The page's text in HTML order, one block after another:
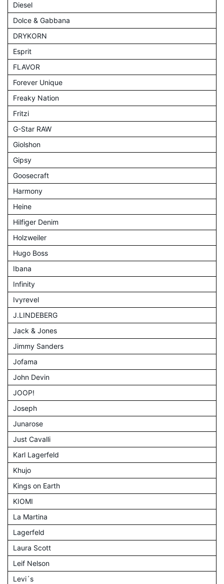
Diesel
Dolce & Gabbana
DRYKORN
Esprit
FLAVOR
Forever Unique
Freaky Nation
Fritzi
G-Star RAW
Giolshon
Gipsy
Goosecraft
Harmony
Heine
Hilfiger Denim
Holzweiler
Hugo Boss
Ibana
Infinity
Ivyrevel
J.LINDEBERG
Jack & Jones
Jimmy Sanders
Jofama
John Devin
JOOP!
Joseph
Junarose
Just Cavalli
Karl Lagerfeld
Khujo
Kings on Earth
KIOMI
La Martina
Lagerfeld
Laura Scott
Leif Nelson
Levi´s